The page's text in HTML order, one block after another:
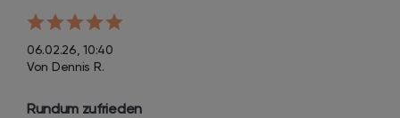
06.02.26, 10:40
Von Dennis R.
Rundum zufrieden